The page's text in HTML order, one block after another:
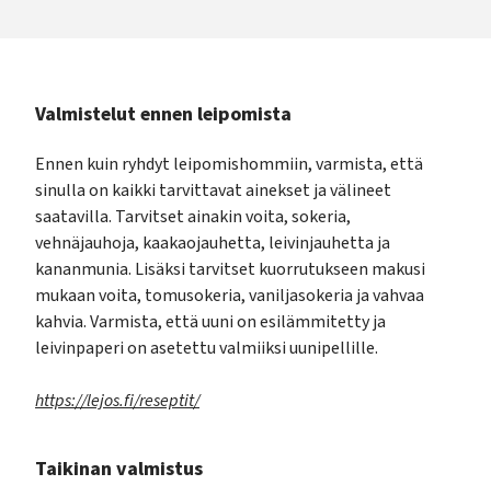
Valmistelut ennen leipomista
Ennen kuin ryhdyt leipomishommiin, varmista, että
sinulla on kaikki tarvittavat ainekset ja välineet
saatavilla. Tarvitset ainakin voita, sokeria,
vehnäjauhoja, kaakaojauhetta, leivinjauhetta ja
kananmunia. Lisäksi tarvitset kuorrutukseen makusi
mukaan voita, tomusokeria, vaniljasokeria ja vahvaa
kahvia. Varmista, että uuni on esilämmitetty ja
leivinpaperi on asetettu valmiiksi uunipellille.
https://lejos.fi/reseptit/
Taikinan valmistus